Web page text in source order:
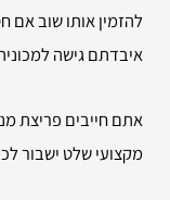
להזמין אותו שוב אם
איבדתם גישה
אתם חייבים פריצת
מקצועי שלט ישבור